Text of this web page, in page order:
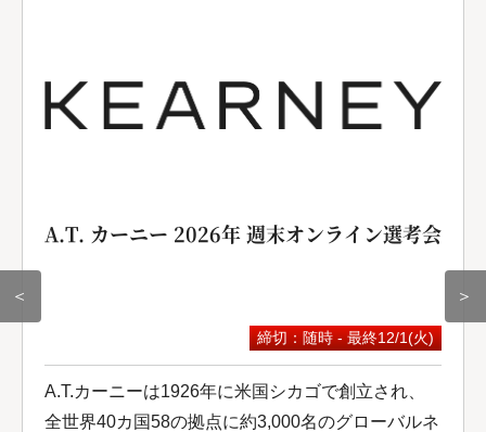
＜
A.T. カーニー 2026年 週末オンライン選考会
締切：随時 - 最終12/1(火)
A.T.カーニーは1926年に米国シカゴで創立され、
全世界40カ国58の拠点に約3,000名のグローバルネ
＞